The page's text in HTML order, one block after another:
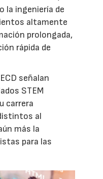
la ingeniería de
altamente
prolongada,
rápida de
señalan
STEM
carrera
al
más la
para las